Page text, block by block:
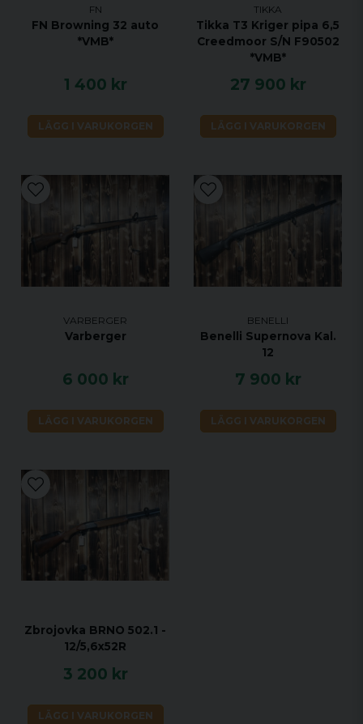
FN
FN Browning 32 auto
*VMB*
1 400 kr
LÄGG I VARUKORGEN
TIKKA
Tikka T3 Kriger pipa 6,5
Creedmoor S/N F90502
*VMB*
27 900 kr
LÄGG I VARUKORGEN
VARBERGER
Varberger
6 000 kr
LÄGG I VARUKORGEN
BENELLI
Benelli Supernova Kal.
12
7 900 kr
LÄGG I VARUKORGEN
Zbrojovka BRNO 502.1 -
12/5,6x52R
3 200 kr
LÄGG I VARUKORGEN